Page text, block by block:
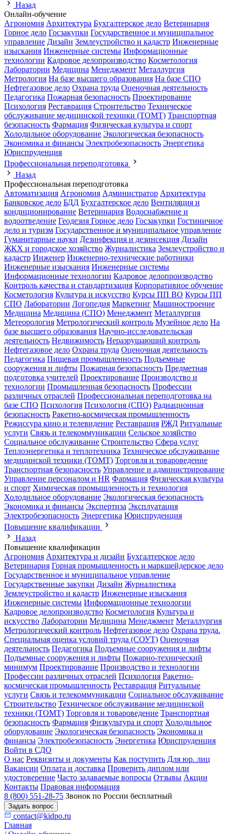
Назад
Онлайн-обучение
Агрономия Архитектура Бухгалтерское дело Ветеринария
Горное дело Госзакупки Государственное и муниципальное
управление Дизайн Землеустройство и кадастр Инженерные
изыскания Инженерные системы Информационные
технологии Кадровое делопроизводство Косметология
Лаборатории Медицина Менеджмент Металлургия
Метрология На базе высшего образования На базе СПО
Нефтегазовое дело Охрана труда Оценочная деятельность
Педагогика Пожарная безопасность Проектирование
Психология Реставрация Строительство Техническое
обслуживание медицинской техники (ТОМТ) Транспортная
безопасность Фармация Физическая культура и спорт
Холодильное оборудование Экологическая безопасность
Экономика и финансы Электробезопасность Энергетика
Юриспруденция
Профессиональная переподготовка
Назад
Профессиональная переподготовка
Автоматизация Агрономия Администратор Архитектура
Банковское дело БДД Бухгалтерское дело Вентиляция и
кондиционирование Ветеринария Водоснабжение и
водоотведение Геодезия Горное дело Госзакупки Гостиничное
дело и туризм Государственное и муниципальное управление
Гуманитарные науки Дезинфекция и дезинсекция Дизайн
ЖКХ и городское хозяйство Журналистика Землеустройство и
кадастр Инженер Инженерно-технические работники
Инженерные изыскания Инженерные системы
Информационные технологии Кадровое делопроизводство
Контроль качества и стандартизация Корпоративное обучение
Косметология Культура и искусство Курсы ПП ВО Курсы ПП
СПО Лаборатории Логопедия Маркетинг Машиностроение
Медицина Медицина (СПО) Менеджмент Металлургия
Метеорология Метрологический контроль Музейное дело На
базе высшего образования Научно-исследовательская
деятельность Недвижимость Неразрушающий контроль
Нефтегазовое дело Охрана труда Оценочная деятельность
Педагогика Пищевая промышленность Подъемные
сооружения и лифты Пожарная безопасность Предметная
подготовка учителей Проектирование Производство и
технологии Промышленная безопасность Профессии
различных отраслей Профессиональная переподготовка на
базе СПО Психология Психология (СПО) Радиационная
безопасность Ракетно-космическая промышленность
Режиссура кино и телевидение Реставрация РЖД Ритуальные
услуги Связь и телекоммуникации Сельское хозяйство
Социальное обслуживание Строительство Сфера услуг
Теплоэнергетика и теплотехника Техническое обслуживание
медицинской техники (ТОМТ) Торговля и товароведение
Транспортная безопасность Управление и администрирование
Управление персоналом и HR Фармация Физическая культура
и спорт Химическая промышленность и технология
Холодильное оборудование Экологическая безопасность
Экономика и финансы Экспертиза Эксплуатация
Электробезопасность Энергетика Юриспруденция
Повышение квалификации
Назад
Повышение квалификации
Агрономия Архитектура и дизайн Бухгалтерское дело
Ветеринария Горная промышленность и маркшейдерское дело
Государственное и муниципальное управление
Государственные закупки Дизайн Журналистика
Землеустройство и кадастр Инженерные изыскания
Инженерные системы Информационные технологии
Кадровое делопроизводство Косметология Культура и
искусство Лаборатории Медицина Менеджмент Металлургия
Метрологический контроль Нефтегазовое дело Охрана труда.
Специальная оценка условий труда (СОУТ) Оценочная
деятельность Педагогика Подъемные сооружения и лифты
Подъемные сооружения и лифты Пожарно-технический
минимум Проектирование Производство и технологии
Профессии различных отраслей Психология Ракетно-
космическая промышленность Реставрация Ритуальные
услуги Связь и телекоммуникации Социальное обслуживание
Строительство Техническое обслуживание медицинской
техники (ТОМТ) Торговля и товароведение Транспортная
безопасность Фармация Физкультура и спорт Холодильное
оборудование Экологическая безопасность Экономика и
финансы Электробезопасность Энергетика Юриспруденция
Войти в СДО
О нас Реквизиты и документы Как поступить Для юр. лиц
Вакансии Оплата и доставка Проверить диплом или
удостоверение Часто задаваемые вопросы Отзывы Акции
Контакты Правовая информация
8 (800) 551-28-75 Звонок по России бесплатный
Задать вопрос
contact@kidpo.ru
Главная